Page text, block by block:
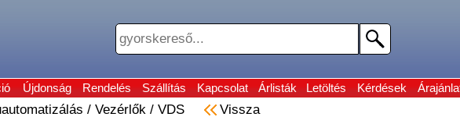
Újdonság Rendelés Szállítás Kapcsolat Árlisták Letöltés Kérdések
/ Vezérlők / VDS Vissza